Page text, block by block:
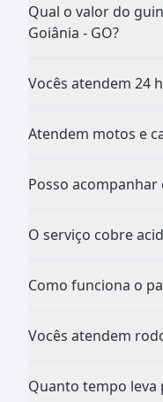
Qual o valor do
Goiânia - GO?
Vocês atendem 24
Atendem motos e
Posso acompanhar
O serviço cobre
Como funciona o
Vocês atendem
Quanto tempo leva